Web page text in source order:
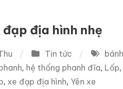
địa hình nhẹ
Tin tức
, hệ thống phanh đĩa, Lốp,
, xe đạp địa hình, Yên xe